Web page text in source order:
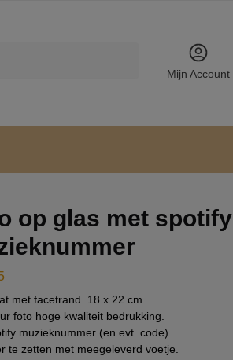
Mijn Account
op glas met spotify
met facetrand. 18 x 22 cm.
foto hoge kwaliteit bedrukking.
muzieknummer (en evt. code)
te zetten met meegeleverd voetje.